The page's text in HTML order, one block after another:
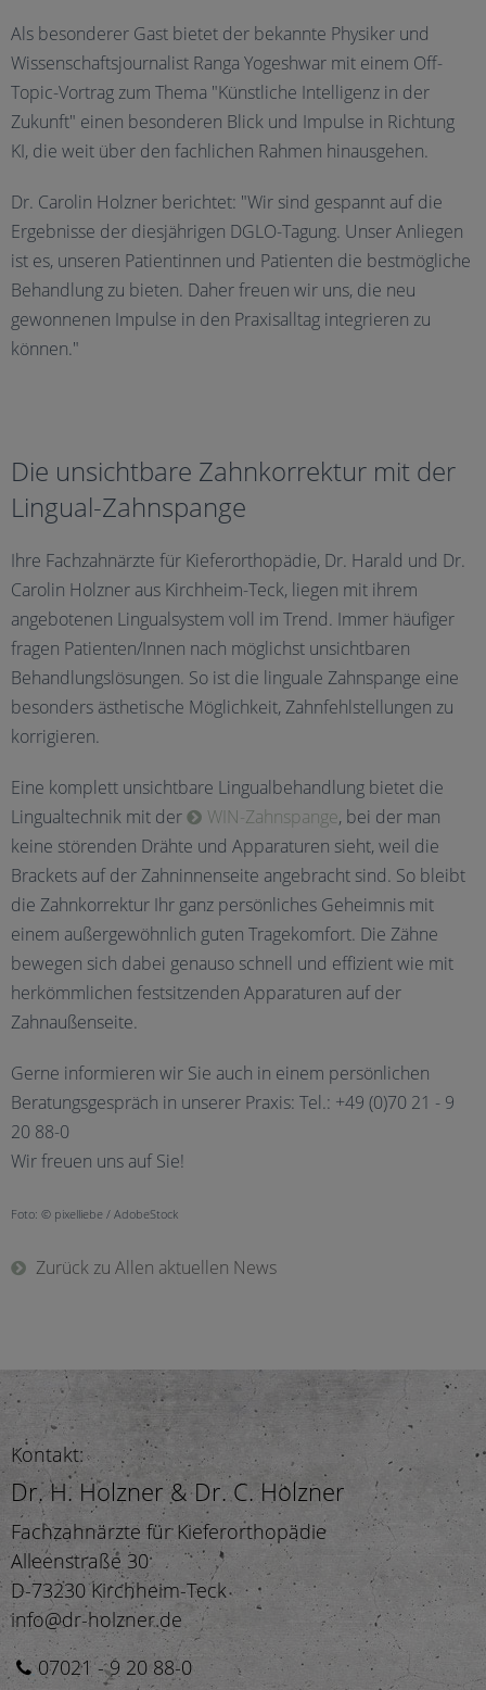
Als besonderer Gast bietet der bekannte Physiker und
Wissenschaftsjournalist Ranga Yogeshwar mit einem Off-
Topic-Vortrag zum Thema "Künstliche Intelligenz in der
Zukunft" einen besonderen Blick und Impulse in Richtung
KI, die weit über den fachlichen Rahmen hinausgehen.
Dr. Carolin Holzner berichtet: "Wir sind gespannt auf die
Ergebnisse der diesjährigen DGLO-Tagung. Unser Anliegen
ist es, unseren Patientinnen und Patienten die bestmögliche
Behandlung zu bieten. Daher freuen wir uns, die neu
gewonnenen Impulse in den Praxisalltag integrieren zu
können."
Die unsichtbare Zahnkorrektur mit der
Lingual-Zahnspange
Ihre Fachzahnärzte für Kieferorthopädie, Dr. Harald und Dr.
Carolin Holzner aus Kirchheim-Teck, liegen mit ihrem
angebotenen Lingualsystem voll im Trend. Immer häufiger
fragen Patienten/Innen nach möglichst unsichtbaren
Behandlungslösungen. So ist die linguale Zahnspange eine
besonders ästhetische Möglichkeit, Zahnfehlstellungen zu
korrigieren.
Eine komplett unsichtbare Lingualbehandlung bietet die
Lingualtechnik mit der
WIN-Zahnspange, bei der man
keine störenden Drähte und Apparaturen sieht, weil die
Brackets auf der Zahninnenseite angebracht sind. So bleibt
die Zahnkorrektur Ihr ganz persönliches Geheimnis mit
einem außergewöhnlich guten Tragekomfort. Die Zähne
bewegen sich dabei genauso schnell und effizient wie mit
herkömmlichen festsitzenden Apparaturen auf der
Zahnaußenseite.
Gerne informieren wir Sie auch in einem persönlichen
Beratungsgespräch in unserer Praxis: Tel.: +49 (0)70 21 - 9
20 88-0
Wir freuen uns auf Sie!
Foto: © pixelliebe / AdobeStock
Zurück zu Allen aktuellen News
Kontakt:
Dr. H. Holzner & Dr. C. Holzner
Fachzahnärzte für Kieferorthopädie
Alleenstraße 30
D-73230 Kirchheim-Teck
info@dr-holzner.de
07021 - 9 20 88-0